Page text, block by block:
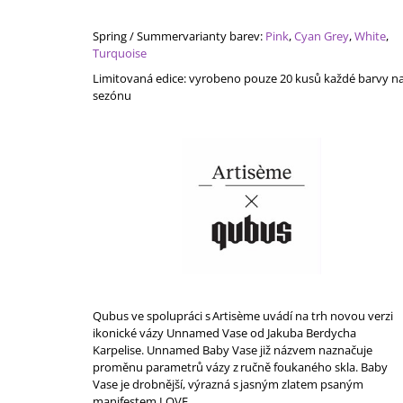
Spring/Summervarianty barev: Pink,Cyan Grey,White,
Turquoise
Limitovaná edice:vyrobeno pouze 20 kusů každé barvy
sezónu
Qubus ve spolupráci s Artisème uvádí na trh novou verzi
ikonické vázy Unnamed Vase od Jakuba Berdycha
Karpelise. Unnamed Baby Vase již názvem naznačuje
proměnu parametrů vázy z ručně foukaného skla. Baby
Vase je drobnější, výrazná s jasným zlatem psaným